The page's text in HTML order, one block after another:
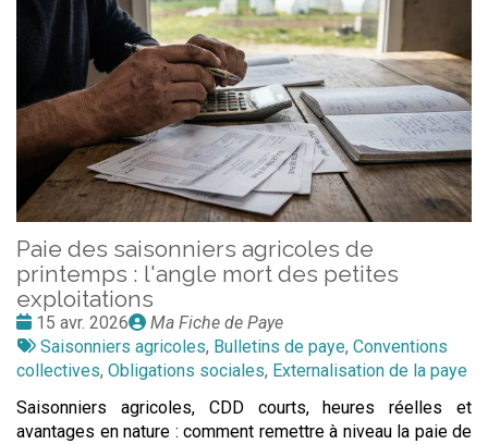
Paie des saisonniers agricoles de
printemps : l'angle mort des petites
exploitations
Date
:
15 avr. 2026
Publié
par
Ma Fiche de Paye
Tags
:
Saisonniers agricoles, Bulletins de paye, Conventions
collectives, Obligations sociales, Externalisation de la paye
Saisonniers agricoles, CDD courts, heures réelles et
avantages en nature : comment remettre à niveau la paie de